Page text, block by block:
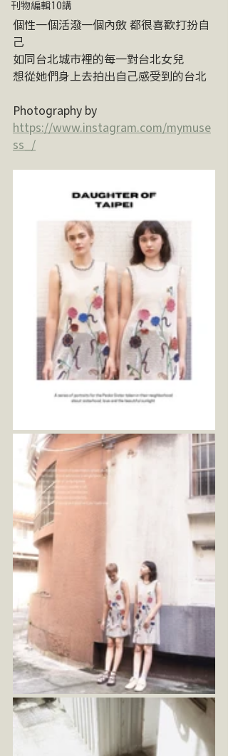
刊物編輯10講
個性一個活潑一個內斂 都很喜歡打扮自
己
如同台北城市裡的每一對台北女兒
想從她們身上去拍出自己感受到的台北
Photography by
https://www.instagram.com/mymuse
ss_/